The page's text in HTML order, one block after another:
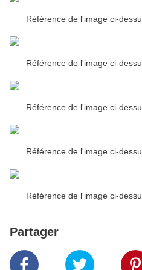
Référence de l'image ci-
Référence de l'image ci-
Référence de l'image ci-
Référence de l'image ci-
Référence de l'image ci-
Partager